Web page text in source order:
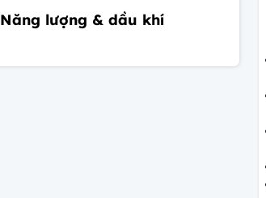
Năng lượng & dầu khí